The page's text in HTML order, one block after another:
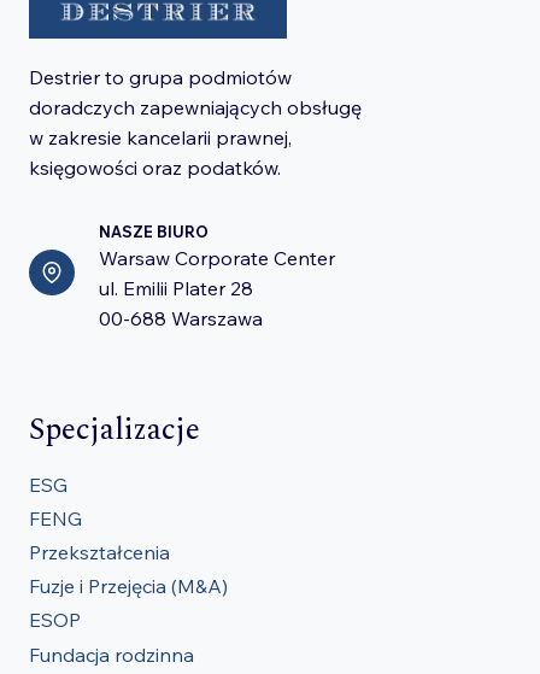
Destrier to grupa podmiotów
doradczych zapewniających obsługę
w zakresie kancelarii prawnej,
księgowości oraz podatków.
NASZE BIURO
Warsaw Corporate Center
ul. Emilii Plater 28
00-688 Warszawa
Specjalizacje
ESG
FENG
Przekształcenia
Fuzje i Przejęcia (M&A)
ESOP
Fundacja rodzinna